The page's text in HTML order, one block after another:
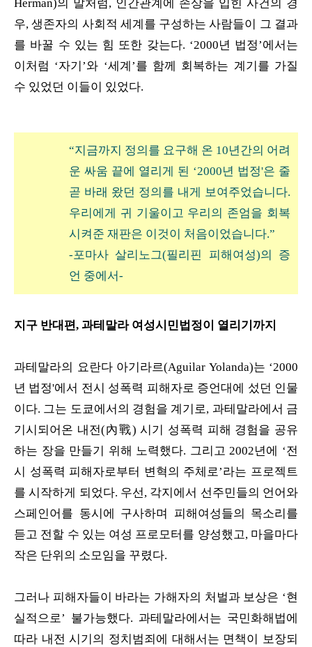
Herman)의 말처럼, 인간관계에 손상을 입힌 사건의 경
우, 생존자의 사회적 세계를 구성하는 사람들이 그 결과
를 바꿀 수 있는 힘 또한 갖는다. ‘2000년 법정’에서는
이처럼 ‘자기’와 ‘세계’를 함께 회복하는 계기를 가질
수 있었던 이들이 있었다.
“지금까지 정의를 요구해 온 10년간의 어려
운 싸움 끝에 열리게 된 ‘2000년 법정'은 줄
곧 바래 왔던 정의를 내게 보여주었습니다.
우리에게 귀 기울이고 우리의 존엄을 회복
시켜준 재판은 이것이 처음이었습니다.”
-포마사 살리노그(필리핀 피해여성)의 증
언 중에서-
지구 반대편, 과테말라 여성시민법정이 열리기까지
과테말라의 요란다 아기라르(Aguilar Yolanda)는 ‘2000
년 법정'에서 전시 성폭력 피해자로 증언대에 섰던 인물
이다. 그는 도쿄에서의 경험을 계기로, 과테말라에서 금
기시되어온 내전(內戰) 시기 성폭력 피해 경험을 공유
하는 장을 만들기 위해 노력했다. 그리고 2002년에 ‘전
시 성폭력 피해자로부터 변혁의 주체로’라는 프로젝트
를 시작하게 되었다. 우선, 각지에서 선주민들의 언어와
스페인어를 동시에 구사하며 피해여성들의 목소리를
듣고 전할 수 있는 여성 프로모터를 양성했고, 마을마다
작은 단위의 소모임을 꾸렸다.
그러나 피해자들이 바라는 가해자의 처벌과 보상은 ‘현
실적으로’ 불가능했다. 과테말라에서는 국민화해법에
따라 내전 시기의 정치범죄에 대해서는 면책이 보장되